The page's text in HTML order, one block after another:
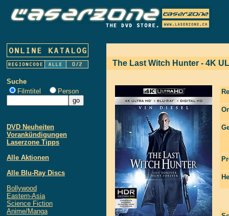
Suche
Filmtitel
Person
DVD Neuheiten
Vorankündigungen
Laserzone Tipps
Alle Aktionen
Alle Blu-Ray Discs
Bollywood
Eastern-Asia
Science Fiction
Anime/Manga
The Last Witch Hunter - 4K